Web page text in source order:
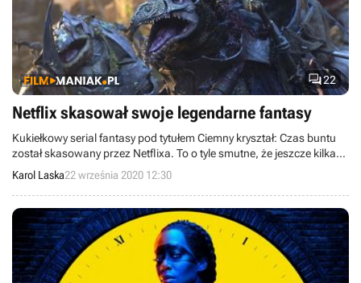
22
Netflix skasował swoje legendarne fantasy
Kukiełkowy serial fantasy pod tytułem Ciemny kryształ: Czas buntu
został skasowany przez Netflixa. To o tyle smutne, że jeszcze kilka
dni temu dzieło otrzymało nagrodę Emmy.
Karol Laska22 września 2020 12:30